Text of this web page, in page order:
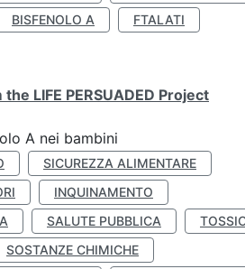
BISFENOLO A
FTALATI
LIFE PERSUADED Project
A nei bambini
SICUREZZA ALIMENTARE
INQUINAMENTO
SALUTE PUBBLICA
SOSTANZE CHIMICHE